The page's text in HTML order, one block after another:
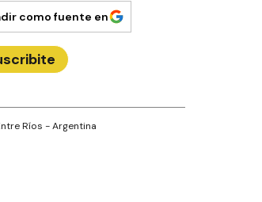
como fuente en
Ríos - Argentina